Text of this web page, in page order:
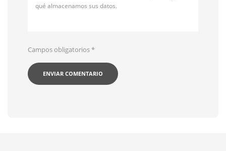
qué almacenamos sus datos.
Campos obligatorios*